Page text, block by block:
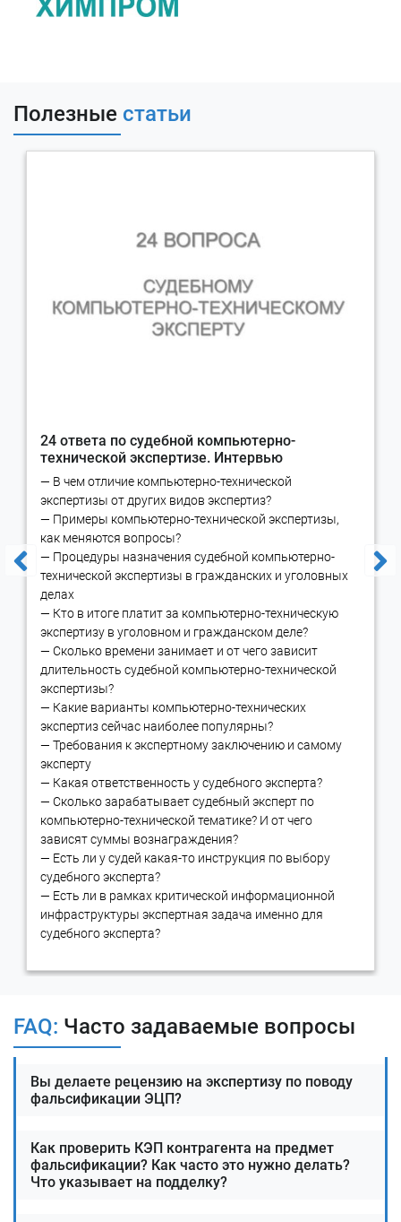
Для уточнения стоимости и сроков звоните или пишите
Тел:8 800 201-20-70(Звонок по России бесплатный)
email:info@rtmtech.ru
присутствия
Владивостоке , Волгограде,Воронеже, Екатеринбурге
Краснодаре ,Красноярске,Липецке,Москве
Новгороде,Новосибирске,Омске,Оренбурге,Перми,Ростове-
на-Дону ,Рязани,Самаре,Санкт-Петербурге
Уфе
Хабаровске,Челябинскеи других городах России
Полезные статьи
24 ответа по судебной компьютерно-
технической экспертизе. Интервью
— В чем отличие компьютерно-технической
экспертизы от других видов экспертиз?
— Примеры компьютерно-технической экспертизы,
как меняются вопросы?
— Процедуры назначения судебной компьютерно-
технической экспертизы в гражданских и уголовных
делах
— Кто в итоге платит за компьютерно-техническую
экспертизу в уголовном и гражданском деле?
— Сколько времени занимает и от чего зависит
длительность судебной компьютерно-технической
экспертизы?
— Какие варианты компьютерно-технических
экспертиз сейчас наиболее популярны?
— Требования к экспертному заключению и самому
эксперту
— Какая ответственность у судебного эксперта?
— Сколько зарабатывает судебный эксперт по
компьютерно-технической тематике? И от чего
зависят суммы вознаграждения?
— Есть ли у судей какая-то инструкция по выбору
судебного эксперта?
— Есть ли в рамках критической информационной
инфраструктуры экспертная задача именно для
судебного эксперта?
FAQ: Часто задаваемые вопросы
Вы делаете рецензию на экспертизу по поводу
фальсификации ЭЦП?
Как проверить КЭП контрагента на предмет
фальсификации? Как часто это нужно делать?
Что указывает на подделку?